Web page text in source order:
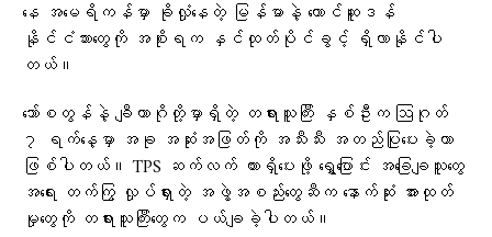
နေ အမေရိကန်မှာ ခိုလှုံနေတဲ့ မြန်မာနဲ့ တောင်ဆူဒန်
နိုင်ငံသားတွေကို အစိုးရက နှင်ထုတ်ပိုင်ခွင့် ရှိလာနိုင်ပါ
တယ်။
ဘော်စတွန်နဲ့ ချီကာဂိုတို့မှာရှိတဲ့ တရားသူကြီး နှစ်ဦးက ဩဂုတ်
၇ ရက်နေ့မှာ အခု အဆုံးအဖြတ်ကို အသီးသီး အတည်ပြုပေးခဲ့တာ
ဖြစ်ပါတယ်။ TPS ဆက်လက် ထားရှိပေးဖို့ ရွှေ့ပြောင်း အခြေချသူတွေ
အရေး တက်ကြွ လှုပ်ရှားတဲ့ အဖွဲ့အစည်းတွေဆီက နောက်ဆုံး အားထုတ်
မှုတွေကို တရားသူကြီးတွေက ပယ်ချခဲ့ပါတယ်။